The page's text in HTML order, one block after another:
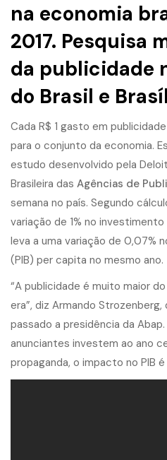
na economia
2017. Pesquisa
da publicidade
do Brasil e
Cada R$ 1 gasto em
para o conjunto da economia.
estudo desenvolvido pela
Brasileira das Agências de
semana no país. Segundo
variação de 1% no investimento
leva a uma variação de 0,07%
(PIB) per capita no mesmo ano.
“A publicidade é muito maior
era”, diz Armando Strozenberg,
passado a presidência da
anunciantes investem ao ano
propaganda, o impacto no PIB